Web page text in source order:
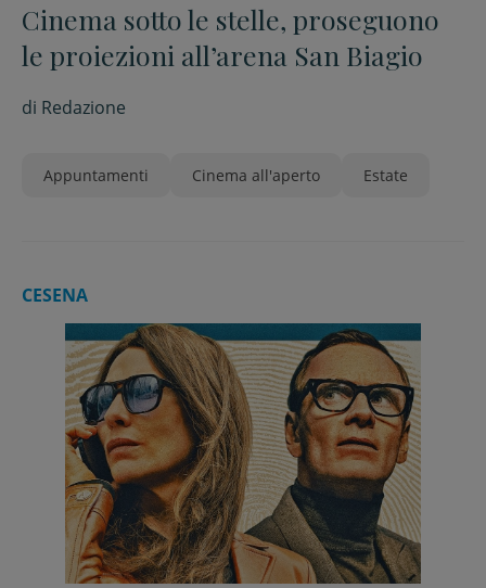
Cinema sotto le stelle, proseguono
le proiezioni all’arena San Biagio
di Redazione
Appuntamenti Cinema all'aperto Estate
CESENA